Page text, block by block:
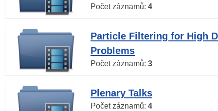
Počet záznamů: 4
Particle Filtering for High
Problems
Počet záznamů: 3
Plenary Talks
Počet záznamů: 4